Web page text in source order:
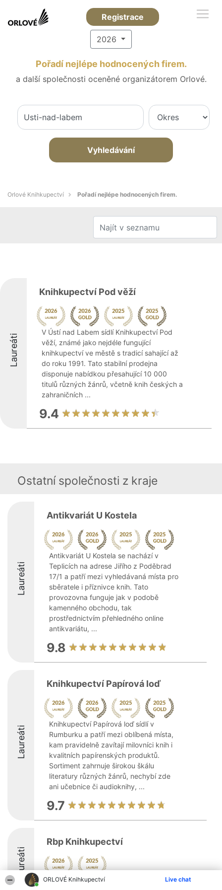
ORLOVÉ Knihkupectví Live chat
Registrace
2026
Pořadí nejlépe hodnocených firem.
a další společnosti oceněné organizátorem Orlové.
Vyhledávání
Orlové Knihkupectví Pořadí nejlépe hodnocených firem.
Laureáti
Knihkupectví Pod věží
V Ústí nad Labem sídlí Knihkupectví Pod
věží, známé jako nejdéle fungující
knihkupectví ve městě s tradicí sahající až
do roku 1991. Tato stabilní prodejna
disponuje nabídkou přesahující 10 000
titulů různých žánrů, včetně knih českých a
zahraničních ...
9.4
Ostatní společnosti z kraje
Laureáti
Antikvariát U Kostela
Antikvariát U Kostela se nachází v
Teplicích na adrese Jiřího z Poděbrad
17/1 a patří mezi vyhledávaná místa pro
sběratele i příznivce knih. Tato
provozovna funguje jak v podobě
kamenného obchodu, tak
prostřednictvím přehledného online
antikvariátu, ...
9.8
Laureáti
Knihkupectví Papírová loď
Knihkupectví Papírová loď sídlí v
Rumburku a patří mezi oblíbená místa,
kam pravidelně zavítají milovníci knih i
kvalitních papírenských produktů.
Sortiment zahrnuje širokou škálu
literatury různých žánrů, nechybí zde
ani učebnice či audioknihy, ...
9.7
Laureáti
Rbp Knihkupectví